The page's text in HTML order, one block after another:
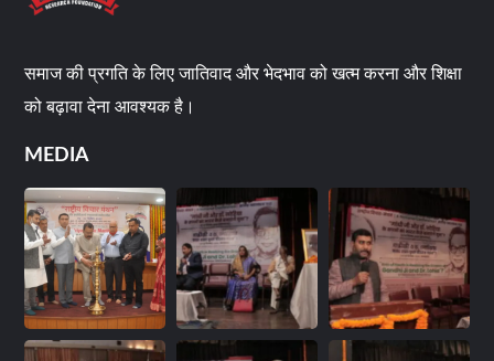
समाज की प्रगति के लिए जातिवाद और भेदभाव को खत्म करना और शिक्षा
को बढ़ावा देना आवश्यक है।
MEDIA